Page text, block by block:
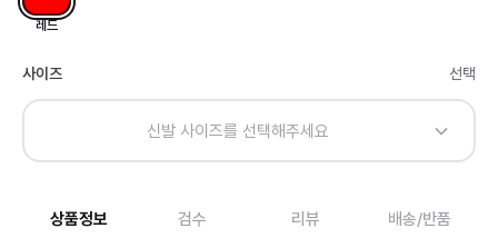
레드
사이즈 선택
신발 사이즈를 선택해주세요
상품정보 검수 리뷰 배송/반품